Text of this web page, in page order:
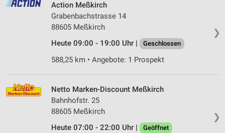
❯
Action Meßkirch
Grabenbachstrasse 14
88605 Meßkirch
Heute 09:00 - 19:00 Uhr |
Geschlossen
588,25 km • Angebote: 1 Prospekt
❯
Netto Marken-Discount Meßkirch
Bahnhofstr. 25
88605 Meßkirch
Heute 07:00 - 22:00 Uhr |
Geöffnet